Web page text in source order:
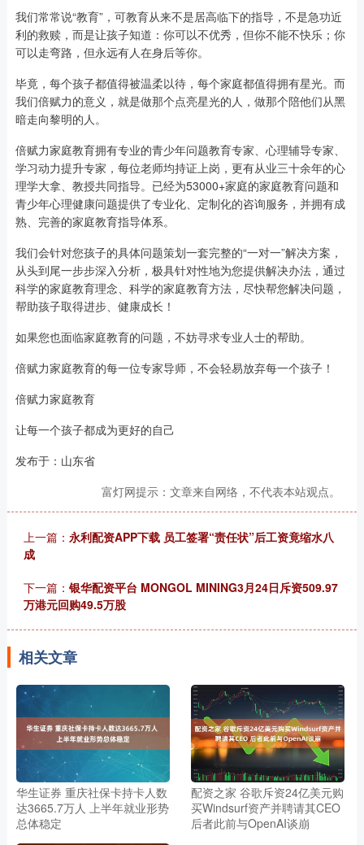
我们常常说“教育”，可教育从来不是居高临下的指导，不是急功近
利的救赎，而是让孩子知道：你可以不优秀，但你不能不快乐；你
可以走弯路，但永远有人在身后等你。
毕竟，每个孩子都值得被温柔以待，每个家庭都值得拥有星光。而
我们倍赋力的意义，就是做那个点亮星光的人，做那个陪他们从黑
暗走向黎明的人。
倍赋力家庭教育拥有专业的青少年问题教育专家、心理辅导专家、
学习动力提升专家，每位老师均持证上岗，更有从业三十余年的心
理学大拿、教授共同指导。已经为53000+家庭的家庭教育问题和
青少年心理健康问题提供了专业化、定制化的咨询服务，并拥有成
熟、完善的家庭教育指导体系。
我们会针对您孩子的具体问题策划一套完整的“一对一”解决方案，
从头到尾一步步深入分析，极具针对性地为您提供解决办法，通过
科学的家庭教育理念、科学的家庭教育方法，尽快帮您解决问题，
帮助孩子取得进步、健康成长！
如果您也面临家庭教育的问题，不妨寻求专业人士的帮助。
倍赋力家庭教育的每一位专家导师，不会轻易放弃每一个孩子！
倍赋力家庭教育
让每一个孩子都成为更好的自己
发布于：山东省
富灯网提示：文章来自网络，不代表本站观点。
上一篇： 永利配资APP下载 员工签署“责任状”后工资竟缩水八
成
下一篇： 银华配资平台 MONGOL MINING3月24日斥资509.97
万港元回购49.5万股
相关文章
华生证券 重庆社保卡持卡人数
达3665.7万人 上半年就业形势
总体稳定
配资之家 谷歌斥资24亿美元购
买Windsurf资产并聘请其CEO
后者此前与OpenAI谈崩